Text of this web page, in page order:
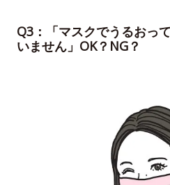
Q3：「マスクでうるおっ
いません」OK？NG？